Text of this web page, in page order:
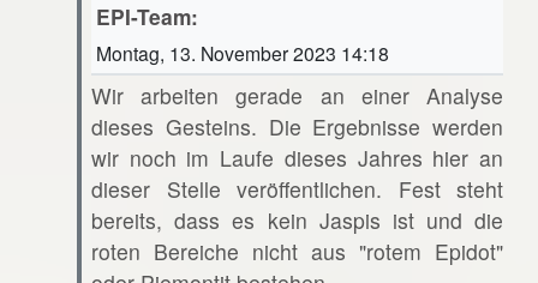
EPI-Team:
Montag, 13. November 2023 14:18
Wir arbeiten gerade an einer Analyse
dieses Gesteins. Die Ergebnisse werden
wir noch im Laufe dieses Jahres hier an
dieser Stelle veröffentlichen. Fest steht
bereits, dass es kein Jaspis ist und die
roten Bereiche nicht aus "rotem Epidot"